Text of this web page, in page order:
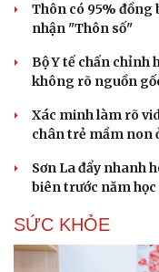
Tư vấn
Săn Tour
Thôn có 95% đồng
nhận "Thôn số"
Bộ Y tế chấn chỉnh
không rõ nguồn
Xác minh làm rõ
chân trẻ mầm non
Sơn La đẩy nhanh
biên trước năm
SỨC KHỎE